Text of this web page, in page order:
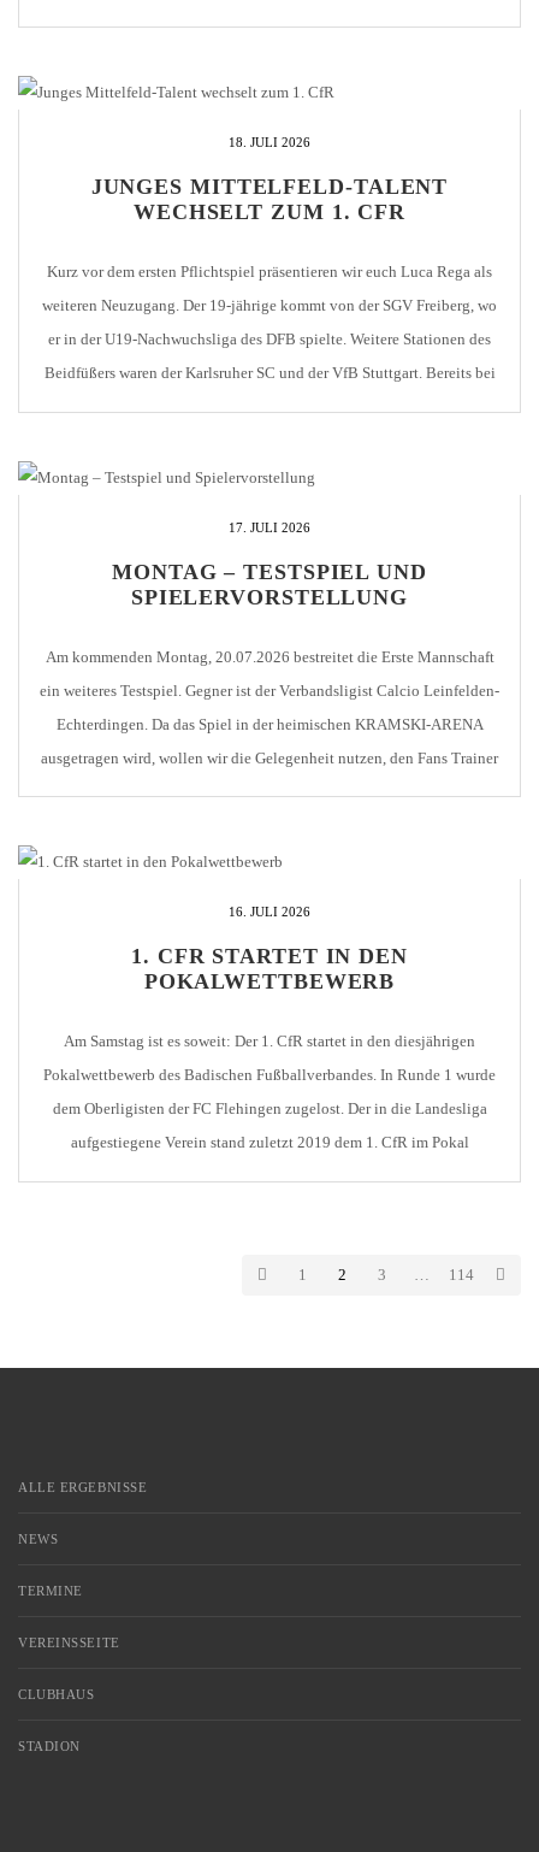
18. JULI 2026
JUNGES MITTELFELD-TALENT
WECHSELT ZUM 1. CFR
Kurz vor dem ersten Pflichtspiel präsentieren wir euch Luca Rega als
weiteren Neuzugang. Der 19-jährige kommt von der SGV Freiberg, wo
er in der U19-Nachwuchsliga des DFB spielte. Weitere Stationen des
Beidfüßers waren der Karlsruher SC und der VfB Stuttgart. Bereits bei
17. JULI 2026
MONTAG – TESTSPIEL UND
SPIELERVORSTELLUNG
Am kommenden Montag, 20.07.2026 bestreitet die Erste Mannschaft
ein weiteres Testspiel. Gegner ist der Verbandsligist Calcio Leinfelden-
Echterdingen. Da das Spiel in der heimischen KRAMSKI-ARENA
ausgetragen wird, wollen wir die Gelegenheit nutzen, den Fans Trainer
und […]
16. JULI 2026
1. CFR STARTET IN DEN
POKALWETTBEWERB
Am Samstag ist es soweit: Der 1. CfR startet in den diesjährigen
Pokalwettbewerb des Badischen Fußballverbandes. In Runde 1 wurde
dem Oberligisten der FC Flehingen zugelost. Der in die Landesliga
aufgestiegene Verein stand zuletzt 2019 dem 1. CfR im Pokal
1 2 3 114
ALLE ERGEBNISSE
NEWS
TERMINE
VEREINSSEITE
CLUBHAUS
STADION